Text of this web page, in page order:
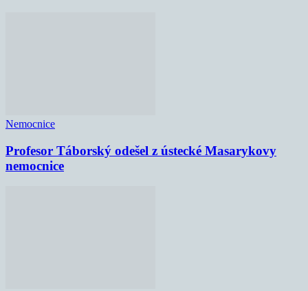
Nemocnice
Profesor Táborský odešel z ústecké Masarykovy
nemocnice